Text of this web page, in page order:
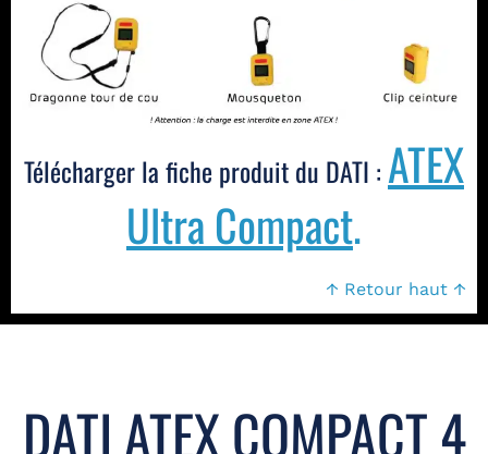
Télécharger la fiche produit du DATI : ATEX
Ultra Compact.
↑ Retour haut ↑
DATI ATEX COMPACT 4